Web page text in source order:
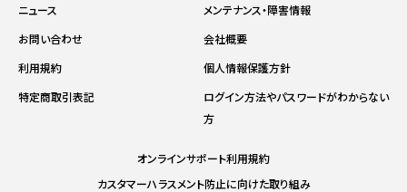
ニュース
メンテナンス・障害情報
お問い合わせ
会社概要
利用規約
個人情報保護方針
特定商取引表記
ログイン方法やパスワードがわからない
方
オンラインサポート利用規約
カスタマーハラスメント防止に向けた取り組み